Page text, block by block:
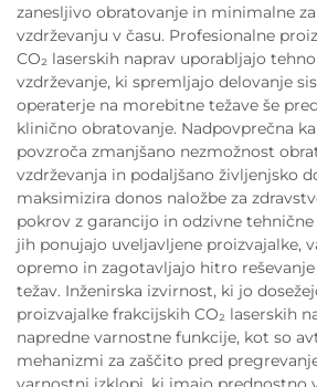
zanesljivo obratovanje in minimalne
vzdrževanju v času. Profesionalne
CO₂ laserskih naprav uporabljajo
vzdrževanje, ki spremljajo delovanje
operaterje na morebitne težave še
klinično obratovanje. Nadpovprečna
povzroča zmanjšano nezmožnost
vzdrževanja in podaljšano življenjsko
maksimizira donos naložbe za
pokrov z garancijo in odzivne
jih ponujajo uveljavljene proizvajalke,
opremo in zagotavljajo hitro
težav. Inženirska izvirnost, ki jo
proizvajalke frakcijskih CO₂ laserskih
napredne varnostne funkcije, kot so
mehanizmi za zaščito pred